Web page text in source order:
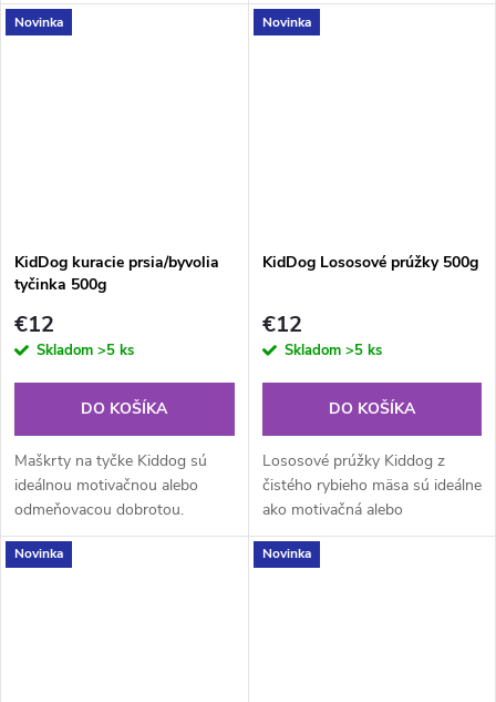
stráviteľné sú dokonalým
maškrty poskytujú vášmu psovi
Novinka
KidDog kuracie prsia/byvolia
tyčinka 500g
€12
Skladom >5 ks
DO KOŠÍKA
Maškrty na tyčke Kiddog sú
ideálnou motivačnou alebo
odmeňovacou dobrotou.
Maškrty pre psov Kiddog
napomáhajú pri výcviku psa,
Novinka
KidDog Lososové prúžky 500g
€12
Skladom >5 ks
DO KOŠÍKA
Lososové prúžky Kiddog z
čistého rybieho mäsa sú ideálne
ako motivačná alebo
odmeňovacia dobrota. Maškrty
pre psov Kiddog napomáhajú
Novinka Novinka